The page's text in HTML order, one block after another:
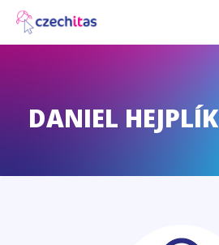
DANIEL HEJPLÍK